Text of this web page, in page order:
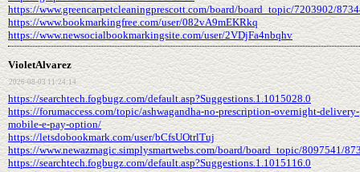
https://www.greencarpetcleaningprescott.com/board/board_topic/7203902/
https://www.bookmarkingfree.com/user/082vA9mEKRkq
https://www.newsocialbookmarkingsite.com/user/2VDjFa4nbqhv
VioletAlvarez
2026-08-03 11:24:14
https://searchtech.fogbugz.com/default.asp?Suggestions.1.1015028.0
https://forumaccess.com/topic/ashwagandha-no-prescription-overnight-delivery-
mobile-e-pay-option/
https://letsdobookmark.com/user/bCfsUOtrlTuj
https://www.newazmagic.simplysmartwebs.com/board/board_topic/8097541/
https://searchtech.fogbugz.com/default.asp?Suggestions.1.1015116.0